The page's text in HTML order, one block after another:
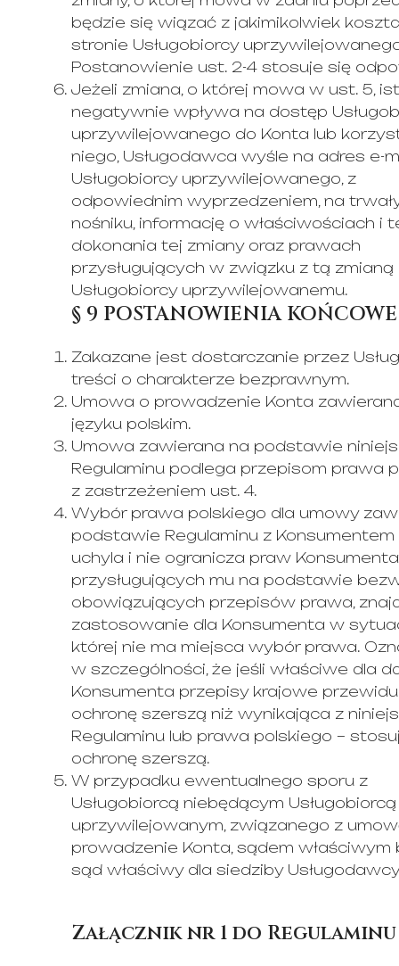
będzie się wiązać z jakimikolwiek
stronie Usługobiorcy
Postanowienie ust. 2-4 stosuje się
Jeżeli zmiana, o której mowa w ust. 5,
negatywnie wpływa na dostęp
uprzywilejowanego do Konta lub
niego, Usługodawca wyśle na adres e-
Usługobiorcy uprzywilejowanego, z
odpowiednim wyprzedzeniem, na
nośniku, informację o właściwościach i
dokonania tej zmiany oraz prawach
przysługujących w związku z tą zmianą
Usługobiorcy uprzywilejowanemu.
§ 9 POSTANOWIENIA KOŃCOWE
Zakazane jest dostarczanie przez
treści o charakterze bezprawnym.
Umowa o prowadzenie Konta
języku polskim.
Umowa zawierana na podstawie
Regulaminu podlega przepisom prawa
z zastrzeżeniem ust. 4.
Wybór prawa polskiego dla umowy
podstawie Regulaminu z Konsumentem
uchyla i nie ogranicza praw Konsumenta
przysługujących mu na podstawie
obowiązujących przepisów prawa,
zastosowanie dla Konsumenta w
której nie ma miejsca wybór prawa.
w szczególności, że jeśli właściwe dla
Konsumenta przepisy krajowe
ochronę szerszą niż wynikająca z
Regulaminu lub prawa polskiego –
ochronę szerszą.
W przypadku ewentualnego sporu z
Usługobiorcą niebędącym Usługobiorcą
uprzywilejowanym, związanego z
prowadzenie Konta, sądem właściwym
sąd właściwy dla siedziby
Załącznik nr 1 do Regulaminu